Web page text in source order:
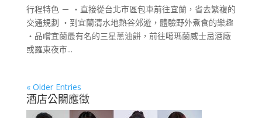
行程特色 － ・直接從台北市區包車前往宜蘭，省去繁複的
交通規劃 ・到宜蘭清水地熱谷郊遊，體驗野外煮食的樂趣
・品嚐宜蘭最有名的三星蔥油餅，前往噶瑪蘭威士忌酒廠
或羅東夜市...
« Older Entries
酒店公關應徵